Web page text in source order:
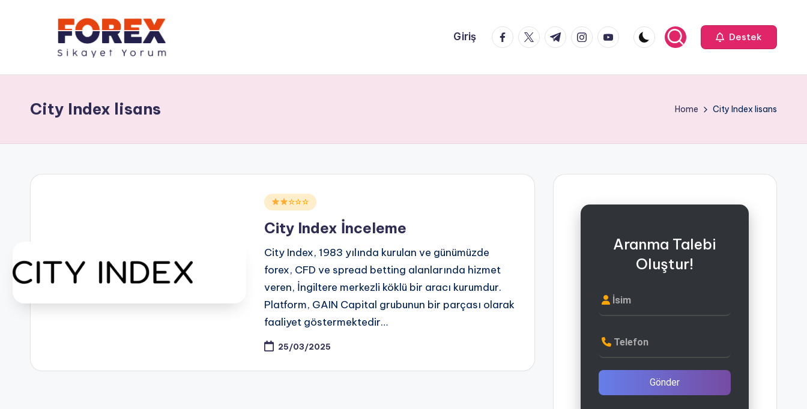
Giriş facebook.com
twitter.com
t.me instagram.com
youtube.com Destek
City Index lisans Home City Index lisans
Posted☆☆☆
City Index İnceleme
City Index, 1983 yılında kurulan ve günümüzde
forex, CFD ve spread betting alanlarında hizmet
veren, İngiltere merkezli köklü bir aracı kurumdur.
Platform, GAIN Capital grubunun bir parçası olarak
faaliyet göstermektedir…
25/03/2025
Aranma Talebi
Oluştur!
İsim
Telefon
Gönder